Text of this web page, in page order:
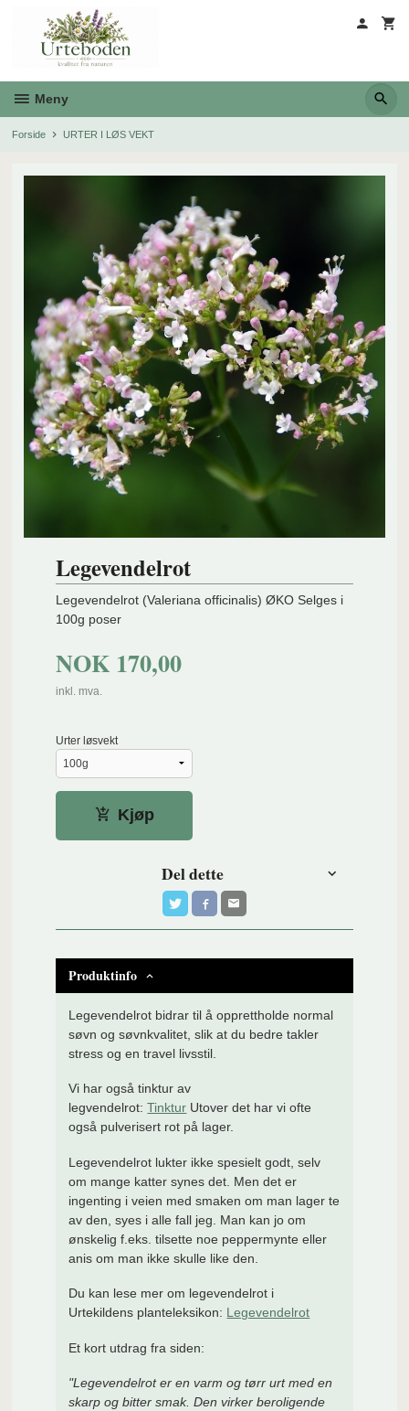
innholdet
Meny
Forside URTER I LØS VEKT
Legevendelrot
Legevendelrot (Valeriana officinalis) ØKO Selges i
100g poser
NOK 170,00
inkl. mva.
Urter løsvekt
Kjøp
Del dette
Produktinfo
Legevendelrot bidrar til å opprettholde normal
søvn og søvnkvalitet, slik at du bedre takler
stress og en travel livsstil.
Vi har også tinktur av
legvendelrot:Tinktur Utover det har vi ofte
også pulverisert rot på lager.
Legevendelrot lukter ikke spesielt godt, selv
om mange katter synes det. Men det er
ingenting i veien med smaken om man lager te
av den, syes i alle fall jeg. Man kan jo om
ønskelig f.eks. tilsette noe peppermynte eller
anis om man ikke skulle like den.
Du kan lese mer om legevendelrot i
Urtekildens planteleksikon: Legevendelrot
Et kort utdrag fra siden:
"Legevendelrot er en varm og tørr urt med en
skarp og bitter smak. Den virker beroligende